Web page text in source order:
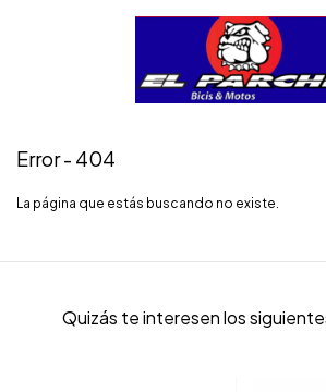
Error - 404
La página que estás buscando no existe.
Quizás te interesen los